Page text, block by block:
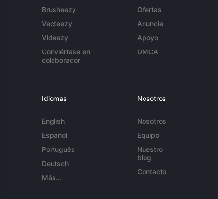
Brusheezy
Vecteezy
Videezy
Conviértase en
colaborador
Ofertas
Anuncie
Apoyo
DMCA
Idiomas
English
Español
Português
Deutsch
Más...
Nosotros
Nosotros
Equipo
Nuestro
blog
Contacto